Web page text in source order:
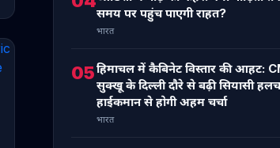
समय पर पहुंच पाएगी राहत?
भारत
05हिमाचल में कैबिनेट विस्तार की आहट:
सुक्खू के दिल्ली दौरे से बढ़ी सियासी
हाईकमान से होगी अहम चर्चा
भारत